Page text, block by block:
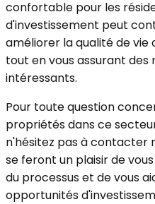
confortable pour les
d'investissement peut
améliorer la qualité de vie
tout en vous assurant
intéressants.
Pour toute question
propriétés dans ce
n'hésitez pas à contacter
se feront un plaisir de
du processus et de vous
opportunités